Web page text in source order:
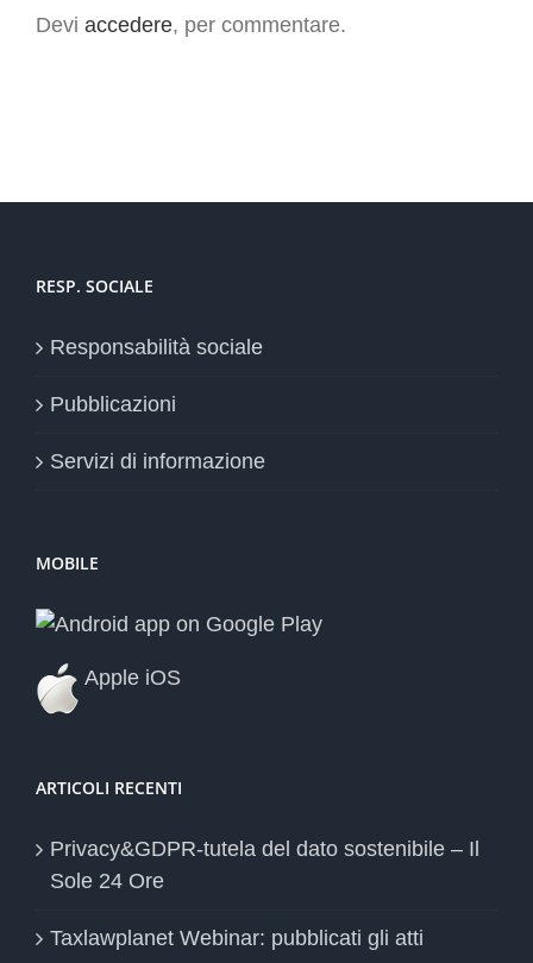
Devi accedere, per commentare.
RESP. SOCIALE
Responsabilità sociale
Pubblicazioni
Servizi di informazione
MOBILE
Apple iOS
ARTICOLI RECENTI
Privacy&GDPR-tutela del dato sostenibile – Il
Sole 24 Ore
Taxlawplanet Webinar: pubblicati gli atti